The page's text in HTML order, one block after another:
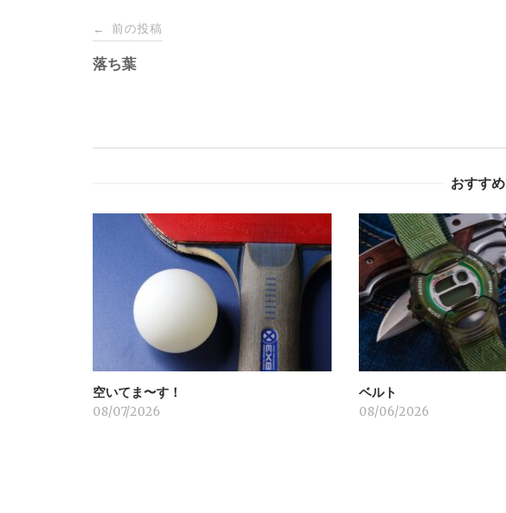
投
稿
ゲ
ン
← 前の投稿
落ち葉
おすすめ
空いてま〜す！
08/07/2026
ベルト
08/06/2026